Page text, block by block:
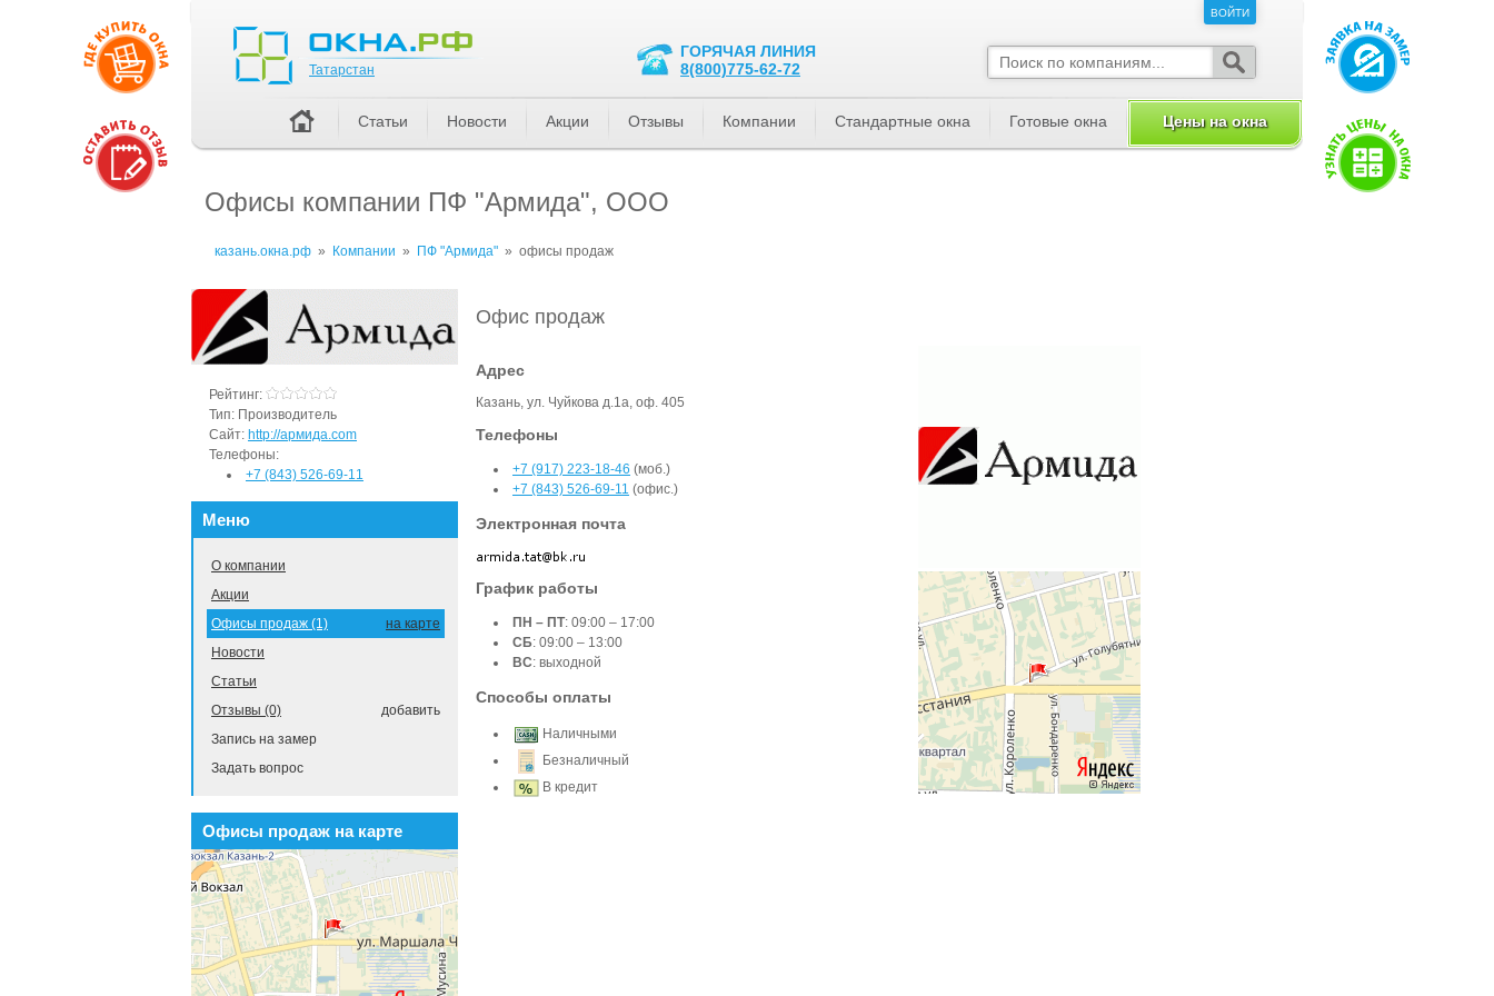
Офисы компании ПФ "Армида", ООО
казань.окна.рф » Компании » ПФ "Армида" » офисы продаж
Офис продаж
Адрес
Казань, ул. Чуйкова д.1а, оф. 405
Телефоны
+7 (917) 223-18-46 (моб.)
+7 (843) 526-69-11 (офис.)
Электронная почта
График работы
ПН – ПТ: 09:00 – 17:00
СБ: 09:00 – 13:00
ВС: выходной
Способы оплаты
Наличными
Безналичный
В кредит
Рейтинг:
Тип: Производитель
Сайт: http://армида.com
Телефоны:
+7 (843) 526-69-11
Меню
О компании
Акции
на карте
Офисы продаж (1)
Новости
Статьи
добавить
Отзывы (0)
Запись на замер
Задать вопрос
Офисы продаж на карте
ВОЙТИ
Татарстан
ГОРЯЧАЯ ЛИНИЯ
8(800)775-62-72
Статьи Новости Акции Отзывы Компании Стандартные окна Готовые окна Цены на окна
ВОЙТИ